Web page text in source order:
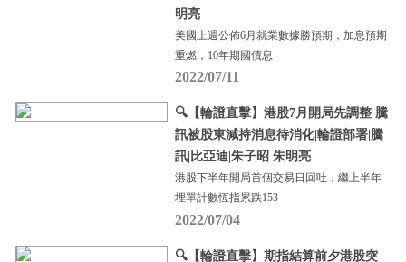
明亮
美國上週公佈6月就業數據勝預期，加息預期
重燃，10年期國債息
2022/07/11
🔍【輪證直擊】港股7月開局先調整 騰
訊被股東減持消息待消化|輪證部署|騰
訊|比亞迪|朱子昭 朱明亮
港股下半年開局首個交易日回吐，繼上半年
埋單計數恆指累跌153
2022/07/04
🔍【輪證直擊】期指結算前夕港股突